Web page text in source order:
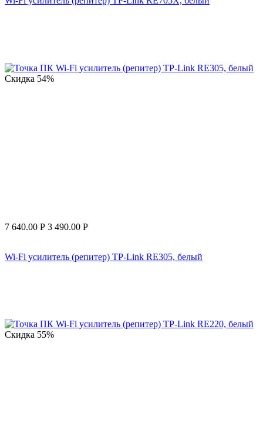
Скидка 54%
7 640.00 Р 3 490.00 Р
Wi-Fi усилитель (репитер) TP-Link RE305, белый
Скидка 55%